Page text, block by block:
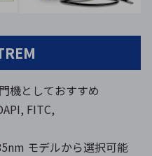
機としておすすめ
FITC,
モデルから選択可能